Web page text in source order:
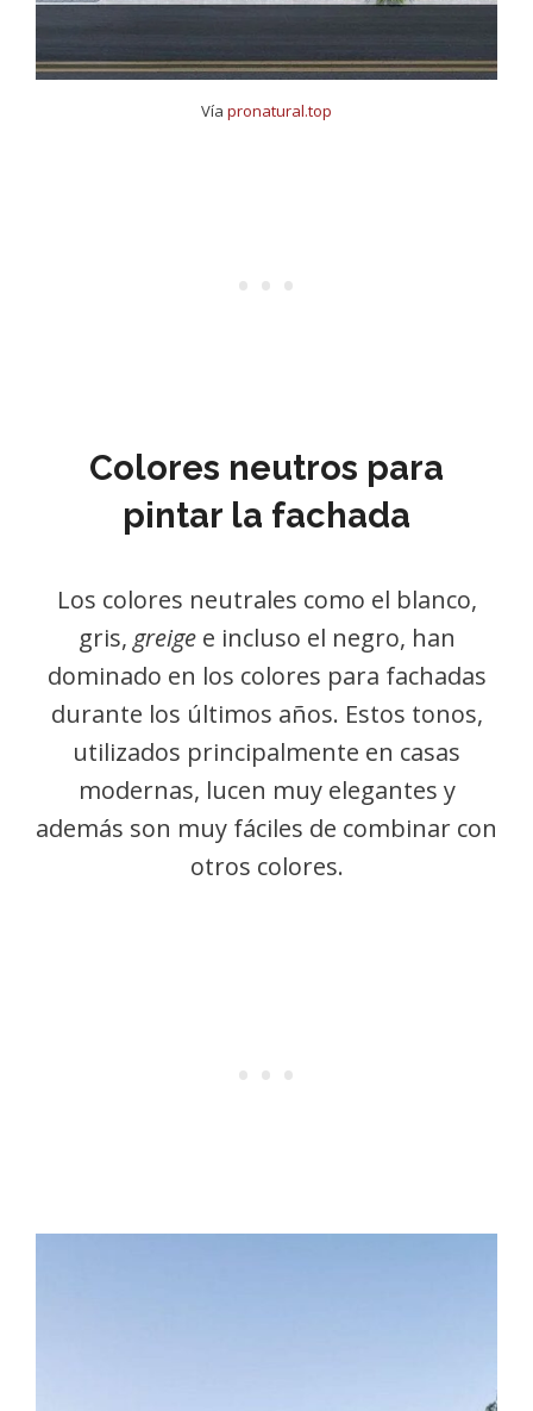
Vía pronatural.top
Colores neutros para
pintar la fachada
Los colores neutrales como el blanco,
gris, greigee incluso el negro, han
dominado en los colores para fachadas
durante los últimos años. Estos tonos,
utilizados principalmente en casas
modernas, lucen muy elegantes y
además son muy fáciles de combinar con
otros colores.